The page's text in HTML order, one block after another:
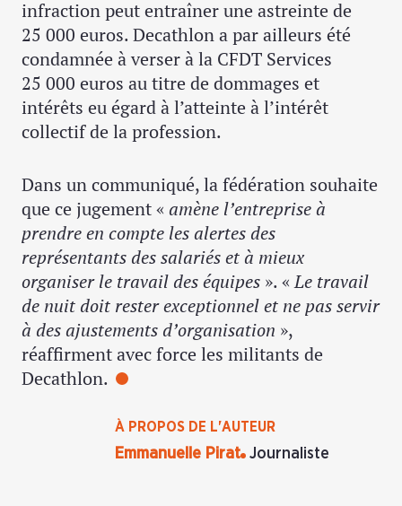
infraction peut entraîner une astreinte de
25 000 euros. Decathlon a par ailleurs été
condamnée à verser à la CFDT Services
25 000 euros au titre de dommages et
intérêts eu égard à l’atteinte à l’intérêt
collectif de la profession.
À PROPOS DE L'AUTEUR
Emmanuelle Pirat Journaliste
Dans un communiqué, la fédération souhaite
que ce jugement « amène l’entreprise à
prendre en compte les alertes des
représentants des salariés et à mieux
organiser le travail des équipes ». «Le travail
de nuit doit rester exceptionnel et ne pas servir
à des ajustements d’organisation »,
réaffirment avec force les militants de
Decathlon.